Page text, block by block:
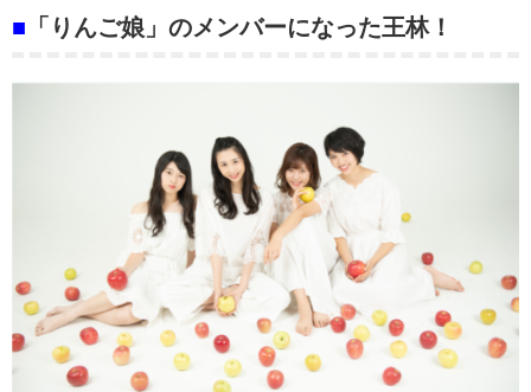
■ 「りんご娘」のメンバーになった王林！